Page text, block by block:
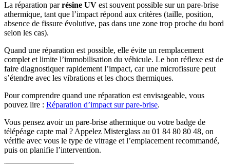
La réparation parrésine UV est souvent possible sur un pare-brise
athermique, tant que l’impact répond aux critères (taille, position,
absence de fissure évolutive, pas dans une zone trop proche du bord
selon les cas).
Quand une réparation est possible, elle évite un remplacement
complet et limite l’immobilisation du véhicule. Le bon réflexe est de
faire diagnostiquer rapidement l’impact, car une microfissure peut
s’étendre avec les vibrations et les chocs thermiques.
Pour comprendre quand une réparation est envisageable, vous
pouvez lire : Réparation d’impact sur pare-brise.
Vous pensez avoir un pare-brise athermique ou votre badge de
télépéage capte mal ? Appelez Misterglass au 01 84 80 80 48, on
vérifie avec vous le type de vitrage et l’emplacement recommandé,
puis on planifie l’intervention.